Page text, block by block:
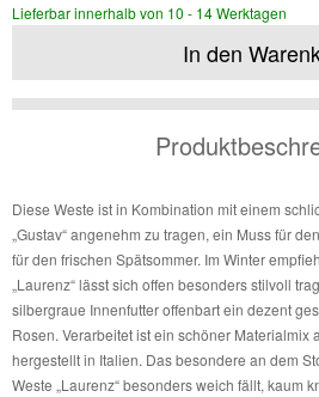
Lieferbar innerhalb von 10 - 14 Werktagen
Diese Weste ist in Kombination mit einem
„Gustav“ angenehm zu tragen, ein Muss für
für den frischen Spätsommer. Im Winter
„Laurenz“ lässt sich offen besonders stilvoll
silbergraue Innenfutter offenbart ein dezent
Rosen. Verarbeitet ist ein schöner Materialmix
hergestellt in Italien. Das besondere an dem
Weste „Laurenz“ besonders weich fällt, kaum